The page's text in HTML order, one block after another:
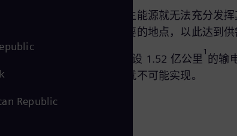
方向发展。否则，可再生能源就无法充分发
在需要的时间输送到需要的地点，以此达到供
现净零排放，全球需要建设 1.52 亿公里
1
的输
要性，反之，净零排放就不可能实现。
Republic